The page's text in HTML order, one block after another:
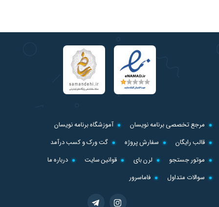
مرجع تخصصی برنامه نویسان
آموزشگاه برنامه نویسان
قالب رایگان
سفارش پروژه
گت ورک و کسب درآمد
موتور جستجو
لرن بای قوانین سایت
درباره ما
سوالات متداول
فاماسرور